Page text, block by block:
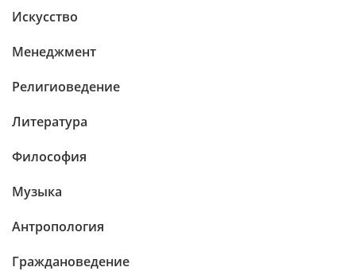
Искусство
Менеджмент
Религиоведение
Литература
Философия
Музыка
Антропология
Граждановедение